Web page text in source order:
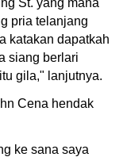
pria telanjang
katakan dapatkah
siang berlari
gila," lanjutnya.
Cena hendak
ke sana saya